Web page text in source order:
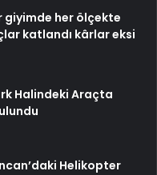
giyimde her ölçekte
katlandı kârlar eksi
Halindeki Araçta
Helikopter